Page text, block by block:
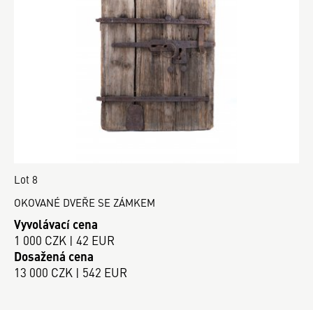
Lot 8
OKOVANÉ DVEŘE SE ZÁMKEM
Vyvolávací cena
1 000 CZK | 42 EUR
Dosažená cena
13 000 CZK | 542 EUR